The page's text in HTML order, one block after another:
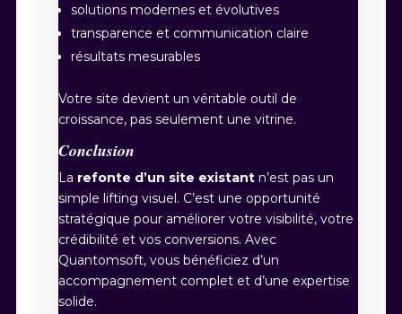
solutions modernes et évolutives
transparence et communication claire
résultats mesurables
Votre site devient un véritable outil de
croissance, pas seulement une vitrine.
Conclusion
La refonte d’un site existant n’est pas un
simple lifting visuel. C’est une opportunité
stratégique pour améliorer votre visibilité, votre
crédibilité et vos conversions. Avec
Quantomsoft, vous bénéficiez d’un
accompagnement complet et d’une expertise
solide.